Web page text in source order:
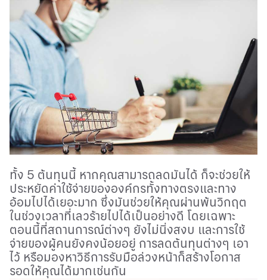
ทั้ง 5 ต้นทุนนี้ หากคุณสามารถลดมันได้ ก็จะช่วยให้
ประหยัดค่าใช้จ่ายขององค์กรทั้งทางตรงและทาง
อ้อมไปได้เยอะมาก ซึ่งมันช่วยให้คุณผ่านพ้นวิกฤต
ในช่วงเวลาที่เลวร้ายไปได้เป็นอย่างดี โดยเฉพาะ
ตอนนี้ที่สถานการณ์ต่างๆ ยังไม่นิ่งสงบ และการใช้
จ่ายของผู้คนยังคงน้อยอยู่ การลดต้นทุนต่างๆ เอา
ไว้ หรือมองหาวิธีการรับมือล่วงหน้าก็สร้างโอกาส
รอดให้คุณได้มากเช่นกัน